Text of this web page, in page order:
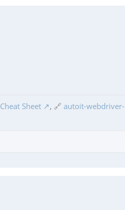
Cheat Sheet , 🔗 autoit-webdriver-